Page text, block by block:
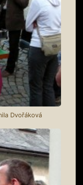
Dvořáková